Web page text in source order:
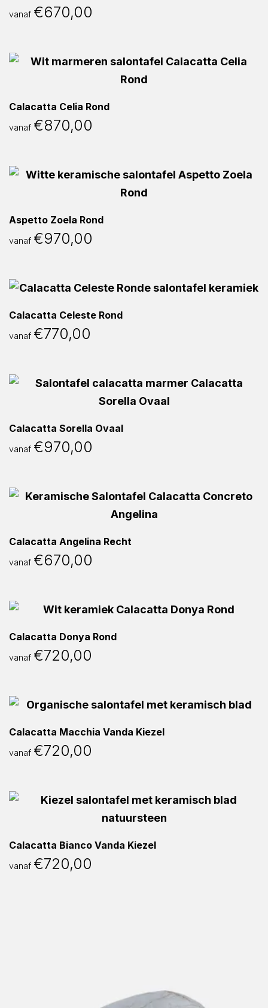
vanaf €670,00
Calacatta Celia Rond
vanaf €870,00
Aspetto Zoela Rond
vanaf €970,00
Calacatta Celeste Rond
vanaf €770,00
Calacatta Sorella Ovaal
vanaf €970,00
Calacatta Angelina Recht
vanaf €670,00
Calacatta Donya Rond
vanaf €720,00
Calacatta Macchia Vanda Kiezel
vanaf €720,00
Calacatta Bianco Vanda Kiezel
vanaf €720,00